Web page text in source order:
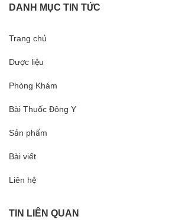
DANH MỤC TIN TỨC
Trang chủ
Dược liệu
Phòng Khám
Bài Thuốc Đông Y
Sản phẩm
Bài viết
Liên hệ
TIN LIÊN QUAN